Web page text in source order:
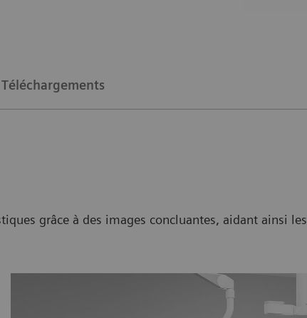
Téléchargements
grâce à des images concluantes, aidant ainsi les